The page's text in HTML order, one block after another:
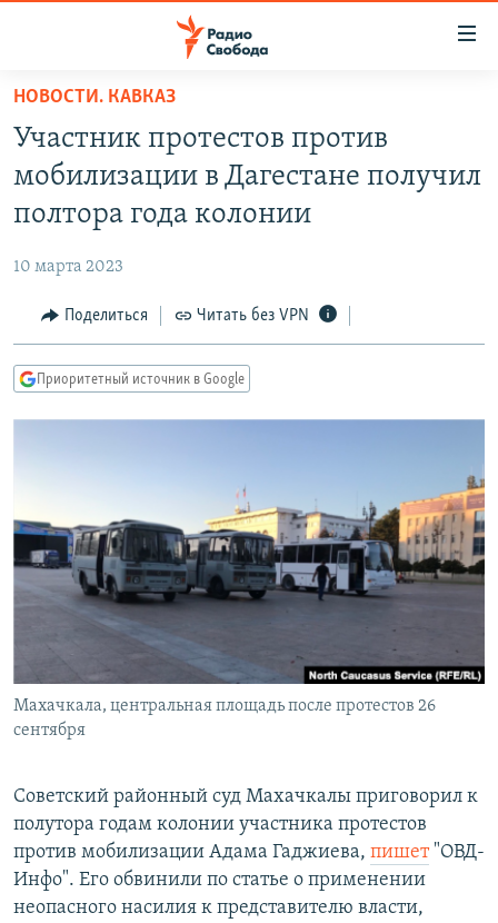
упрощенного
доступа
Вернуться
основному
Вернутся
Вернутся
ПОДКАСТЫ
МНЕНИЯ
КУЛЬТУРА
КАВКАЗ.РЕАЛИИ
РАСПИСАНИЕ ВЕЩАНИЯ
ПОДПИШИТЕСЬ НА РАССЫЛКУ
СОЦИАЛЬНЫЕ СЕТИ
НОВОСТИ. КАВКАЗ
Участник протестов против
мобилизации в Дагестане получил
полтора года колонии
10 марта 2023
Поделиться Читать без VPN
Приоритетный источник в Google
Махачкала, центральная площадь после протестов 26
сентября
Советский районный суд Махачкалы приговорил к
полутора годам колонии участника протестов
против мобилизации Адама Гаджиева, пишет"ОВД-
Инфо". Его обвинили по статье о применении
неопасного насилия к представителю власти,